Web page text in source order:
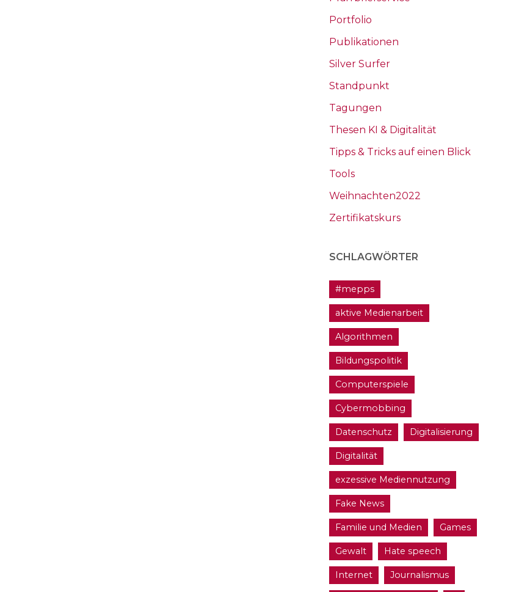
Portfolio
Publikationen
Silver Surfer
Standpunkt
Tagungen
Thesen KI & Digitalität
Tipps & Tricks auf einen Blick
Tools
Weihnachten2022
Zertifikatskurs
SCHLAGWÖRTER
#mepps
aktive Medienarbeit
Algorithmen
Bildungspolitik
Computerspiele
Cybermobbing
Datenschutz Digitalisierung
Digitalität
exzessive Mediennutzung
Fake News
Familie und Medien Games
Gewalt Hate speech
Internet Journalismus